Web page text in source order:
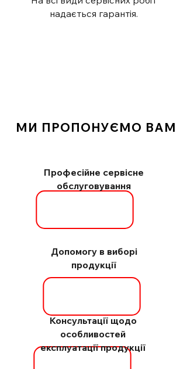
надається гарантія.
МИ ПРОПОНУЄМО ВАМ
Професійне сервісне
обслуговування
Допомогу в виборі
продукції
Консультації щодо
особливостей
експлуатації продукції